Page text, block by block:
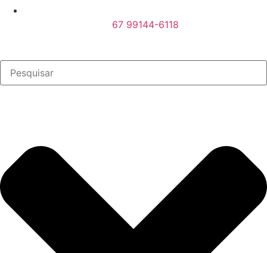
67 99144-6118